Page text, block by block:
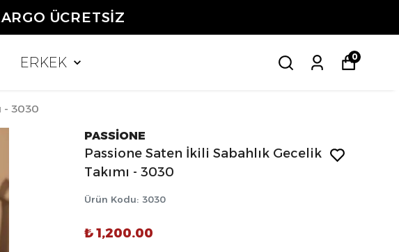
ÜCRETSİZ
ERKEK 0
- 3030
PASSİONE
Passione Saten İkili Sabahlık Gecelik
Takımı - 3030
Ürün Kodu: 3030
₺ 1,200.00